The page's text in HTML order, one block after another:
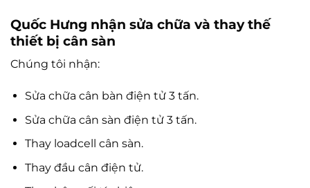
Quốc Hưng nhận sửa chữa và thay thế
thiết bị cân sàn
Chúng tôi nhận:
Sửa chữa cân bàn điện tử 3 tấn.
Sửa chữa cân sàn điện tử 3 tấn.
Thay loadcell cân sàn.
Thay đầu cân điện tử.